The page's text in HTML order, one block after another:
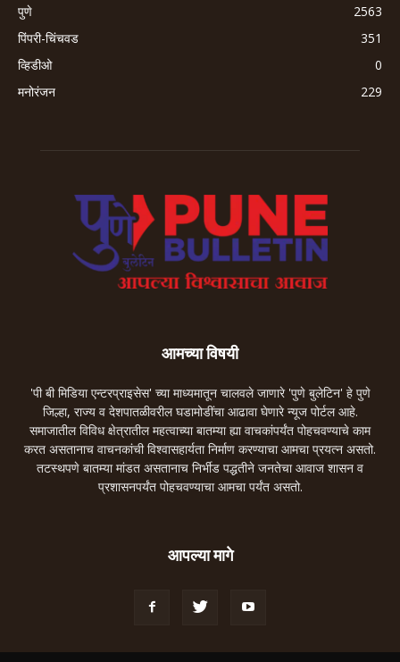
पुणे
2563
पिंपरी-चिंचवड
351
व्हिडीओ
0
मनोरंजन
229
आमच्या विषयी
'पी बी मिडिया एन्टरप्राइसेस' च्या माध्यमातून चालवले जाणारे 'पुणे बुलेटिन' हे पुणे
जिल्हा, राज्य व देशपातळीवरील घडामोडींचा आढावा घेणारे न्यूज पोर्टल आहे.
समाजातील विविध क्षेत्रातील महत्वाच्या बातम्या ह्या वाचकांपर्यंत पोहचवण्याचे काम
करत असतानाच वाचनकांची विश्वासहार्यता निर्माण करण्याचा आमचा प्रयत्न असतो.
तटस्थपणे बातम्या मांडत असतानाच निर्भीड पद्धतीने जनतेचा आवाज शासन व
प्रशासनपर्यंत पोहचवण्याचा आमचा पर्यंत असतो.
आपल्या मागे